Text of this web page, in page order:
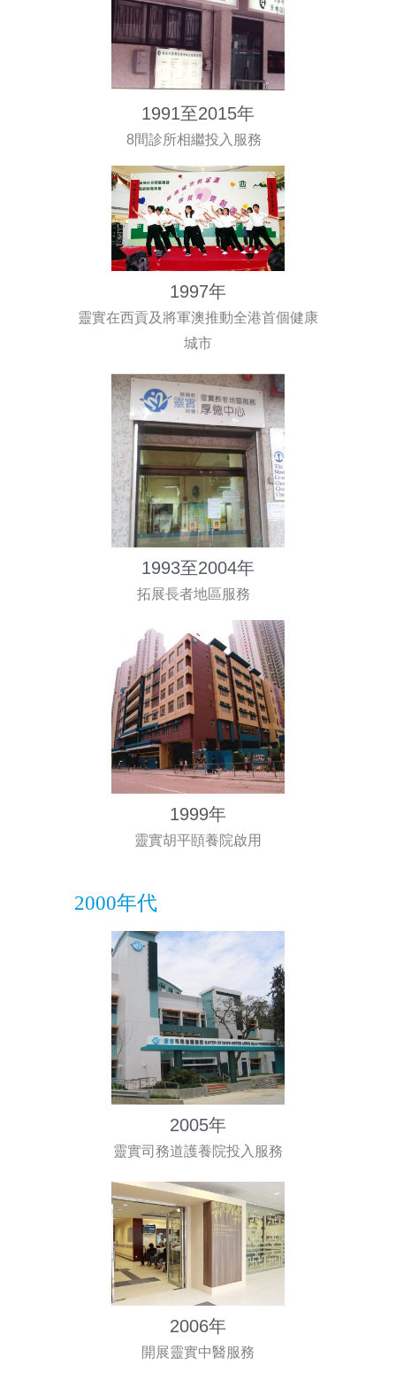
1991至2015年
8間診所相繼投入服務
1997年
靈實在西貢及將軍澳推動全港首個健康
城市
1993至2004年
拓展長者地區服務
1999年
靈實胡平頤養院啟用
2000年代
2005年
靈實司務道護養院投入服務
2006年
開展靈實中醫服務